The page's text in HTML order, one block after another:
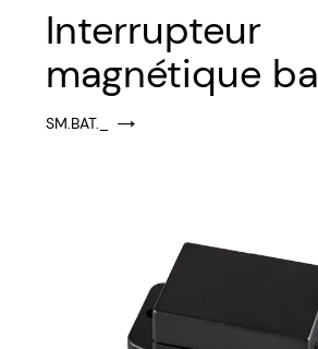
Interrupteur
magnétique
SM.BAT._